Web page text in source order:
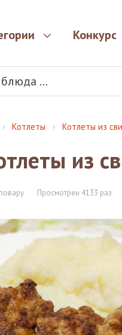
Конкурс
Котлеты Котлеты из
из
Просмотрен 4133 раз